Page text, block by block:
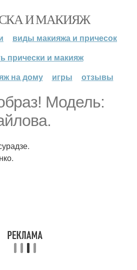
И МАКИЯЖ
виды макияжа и причесок
прически и макияж
на дому
игры отзывы
Модель: